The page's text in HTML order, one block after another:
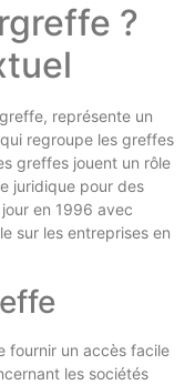
?
représente un
regroupe les greffes
greffes jouent un rôle
juridique pour des
en 1996 avec
sur les entreprises en
fournir un accès facile
les sociétés